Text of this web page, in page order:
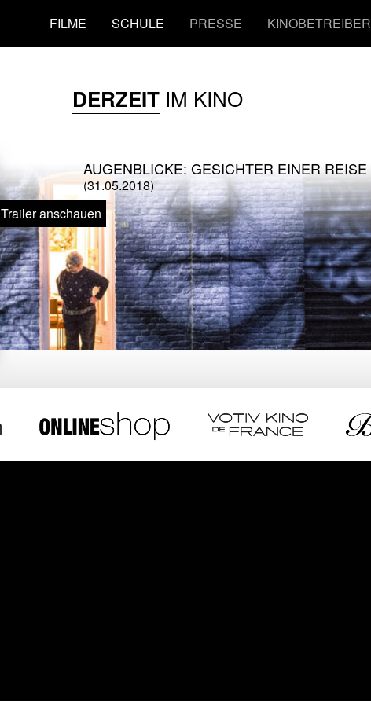
FILME SCHULE PRESSE KINOBETREIBER
DERZEITIM KINO
AUGENBLICKE: GESICHTER EINER REISE
(31.05.2018)
Trailer anschauen